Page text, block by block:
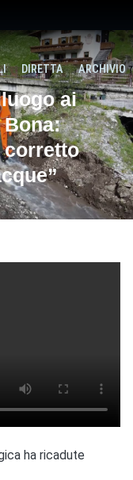
DIRETTA ARCHIVIO
ai
corretto
ha ricadute